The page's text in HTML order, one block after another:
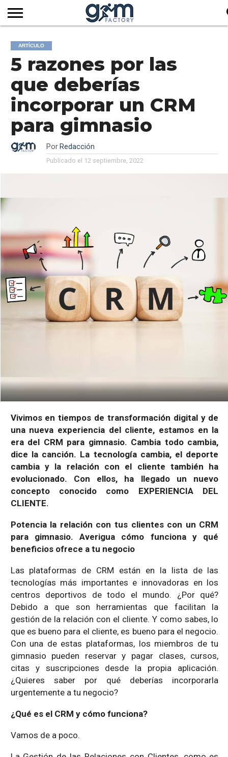
REVISTA
GYM
FACTORY
TV
CLUB
DE
SOCIOS
EMPRESAS
DEL
SECTOR
SERVICIOS
AUDIOVISUALES
MÁS
NOTICIAS
SUSCRIPCIÓN
ARTÍCULO
5 razones por las
que deberías
incorporar un CRM
para gimnasio
Por Redacción
Publicado el 12 septiembre, 2022
Vivimos en tiempos de transformación digital y de
una nueva experiencia del cliente, estamos en la
era del CRM para gimnasio. Cambia todo cambia,
dice la canción. La tecnología cambia, el deporte
cambia y la relación con el cliente también ha
evolucionado. Con ellos, ha llegado un nuevo
concepto conocido como EXPERIENCIA DEL
CLIENTE.
Potencia la relación con tus clientes con un CRM
para gimnasio. Averigua cómo funciona y qué
beneficios ofrece a tu negocio
Las plataformas de CRM están en la lista de las
tecnologías más importantes e innovadoras en los
centros deportivos de todo el mundo. ¿Por qué?
Debido a que son herramientas que facilitan la
gestión de la relación con el cliente. Y como sabes, lo
que es bueno para el cliente, es bueno para el negocio.
Con una de estas plataformas, los miembros de tu
gimnasio pueden reservar y pagar clases, cursos,
citas y suscripciones desde la propia aplicación.
¿Quieres saber por qué deberías incorporarla
urgentemente a tu negocio?
¿Qué es el CRM y cómo funciona?
Vamos de a poco.